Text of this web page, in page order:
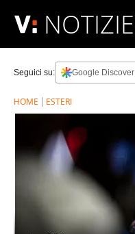
NOTIZIE
Seguici su: Google Discover
HOME ESTERI